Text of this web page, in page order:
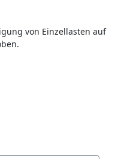
von Einzellasten auf